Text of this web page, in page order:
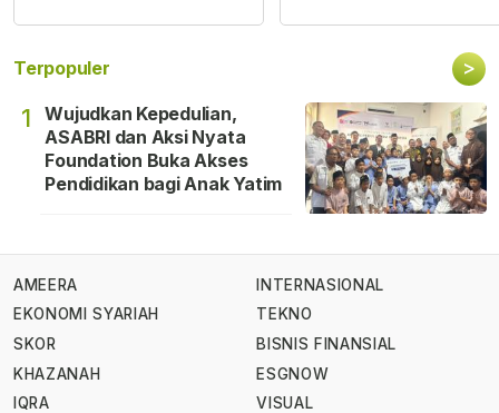
Terpopuler >
1
Wujudkan Kepedulian,
ASABRI dan Aksi Nyata
Foundation Buka Akses
Pendidikan bagi Anak Yatim
AMEERA
EKONOMI SYARIAH
SKOR
KHAZANAH
IQRA
INTERNASIONAL
TEKNO
BISNIS FINANSIAL
ESGNOW
VISUAL